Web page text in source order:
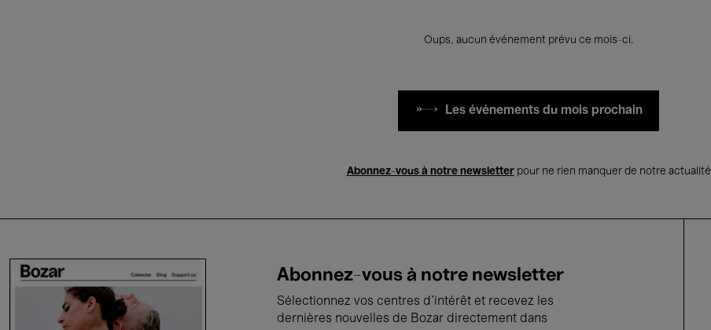
Oups, aucun événement prévu ce mois-ci.
Les événements du mois prochain
Abonnez-vous à notre newsletterpour ne rien manquer de notre actualité
Abonnez-vous à notre newsletter
Sélectionnez vos centres d'intérêt et recevez les
dernières nouvelles de Bozar directement dans